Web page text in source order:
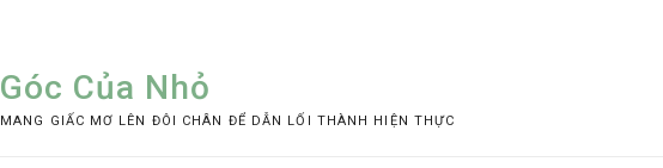
Góc Của Nhỏ
MANG GIẤC MƠ LÊN ĐÔI CHÂN ĐỂ DẪN LỐI THÀNH HIỆN THỰC